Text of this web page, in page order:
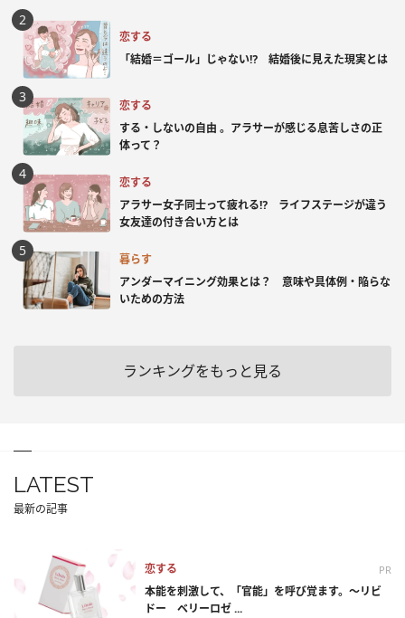
恋する
「結婚＝ゴール」じゃない⁉ 結婚後に見えた現実とは
恋する
する・しないの自由 。アラサーが感じる息苦しさの正
体って？
恋する
アラサー女子同士って疲れる⁉ ライフステージが違う
女友達の付き合い方とは
暮らす
アンダーマイニング効果とは？ 意味や具体例・陥らな
いための方法
ランキングをもっと見る
LATEST
最新の記事
恋する PR
本能を刺激して、「官能」を呼び覚ます。～リビ
ドー ベリーロゼ ...